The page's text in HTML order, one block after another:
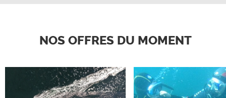
NOS OFFRES DU MOMENT